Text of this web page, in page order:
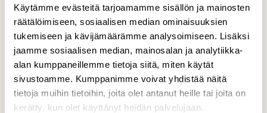
Käytämme evästeitä tarjoamamme sisällön ja mainosten
räätälöimiseen, sosiaalisen median ominaisuuksien
tukemiseen ja kävijämäärämme analysoimiseen. Lisäksi
jaamme sosiaalisen median, mainosalan ja analytiikka-
alan kumppaneillemme tietoja siitä, miten käytät
sivustoamme. Kumppanimme voivat yhdistää näitä
tietoja muihin tietoihin, joita olet antanut heille tai joita on
kerätty, kun olet käyttänyt heidän palvelujaan.